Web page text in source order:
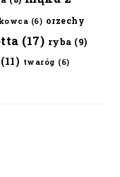
(6) orzechy
(17) ryba (9)
(11) twaróg (6)